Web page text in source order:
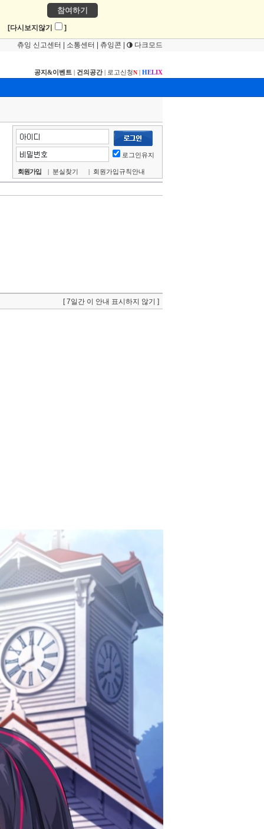
참여하기
[다시보지않기 ]
츄잉 신고센터 소통센터 츄잉콘 다크모드
공지&이벤트 | 건의공간| 로고신청N | HELIX
로그인유지
회원가입 | 분실찾기 | 회원가입규칙안내
[ 7일간 이 안내 표시하지 않기 ]